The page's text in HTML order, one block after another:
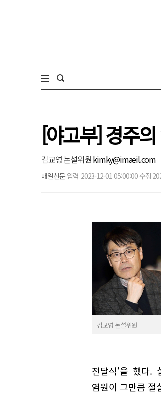
[야고부] 경주의
김교영 논설위원kimky@imaeil.com
매일신문 입력 2023-12-01 05:00:00 수정
김교영 논설위원
전달식'을 했다.
염원이 그만큼 절